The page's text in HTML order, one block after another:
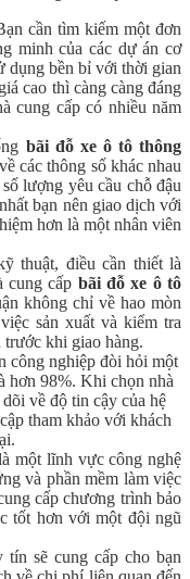
cần tìm kiếm một đơn
minh của các dự án cơ
dụng bền bỉ với thời gian
cao thì càng càng đáng
cung cấp có nhiều năm
bãi đỗ xe ô tô thông
các thông số khác nhau
lượng yêu cầu chỗ đậu
bạn nên giao dịch với
hơn là một nhân viên
thuật, điều cần thiết là
cung cấp bãi đỗ xe ô tô
không chỉ về hao mòn
sản xuất và kiểm tra
trước khi giao hàng.
công nghiệp đòi hỏi một
hơn 98%. Khi chọn nhà
về độ tin cậy của hệ
tham khảo với khách
một lĩnh vực công nghệ
và phần mềm làm việc
cấp chương trình bảo
tốt hơn với một đội ngũ
sẽ cung cấp cho bạn